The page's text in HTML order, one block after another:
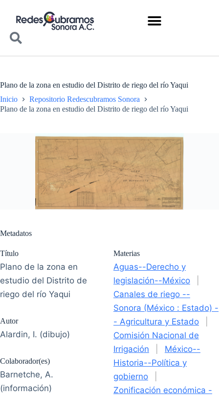
Plano de la zona en estudio del Distrito de riego del río Yaqui
Inicio
Repositorio Redescubramos Sonora
Plano de la zona en estudio del Distrito de riego del río Yaqui
Metadatos
Título
Plano de la zona en
estudio del Distrito de
riego del río Yaqui
Autor
Alardin, I. (dibujo)
Colaborador(es)
Barnetche, A.
(información)
Materias
Aguas--Derecho y
legislación--México
Canales de riego --
Sonora (México : Estado) -
- Agricultura y Estado
Comisión Nacional de
Irrigación
México--
Historia--Política y
gobierno
Zonificación económica -